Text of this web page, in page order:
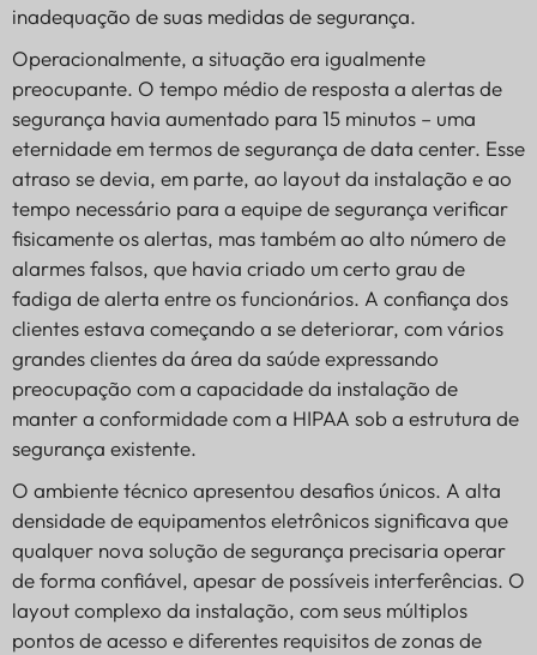
inadequação de suas medidas de segurança.
Operacionalmente, a situação era igualmente
preocupante. O tempo médio de resposta a alertas de
segurança havia aumentado para 15 minutos – uma
eternidade em termos de segurança de data center. Esse
atraso se devia, em parte, ao layout da instalação e ao
tempo necessário para a equipe de segurança verificar
fisicamente os alertas, mas também ao alto número de
alarmes falsos, que havia criado um certo grau de
fadiga de alerta entre os funcionários. A confiança dos
clientes estava começando a se deteriorar, com vários
grandes clientes da área da saúde expressando
preocupação com a capacidade da instalação de
manter a conformidade com a HIPAA sob a estrutura de
segurança existente.
O ambiente técnico apresentou desafios únicos. A alta
densidade de equipamentos eletrônicos significava que
qualquer nova solução de segurança precisaria operar
de forma confiável, apesar de possíveis interferências. O
layout complexo da instalação, com seus múltiplos
pontos de acesso e diferentes requisitos de zonas de